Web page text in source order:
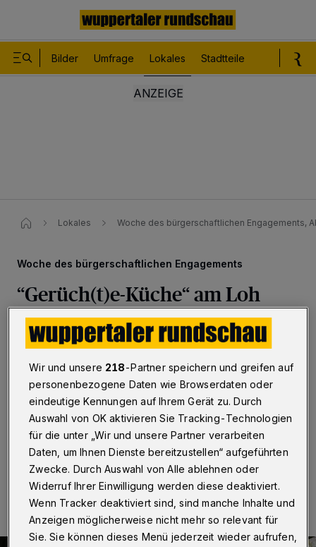
Bilder Umfrage Lokales Stadtteile
Lokales Woche des bürgerschaftlichen Engagements,
Woche des bürgerschaftlichen Engagements
“Gerüch(t)e-Küche“ am Loh
Wuppertal·Eine Woche lang, von Freitag (13.
September 2019) bis Sonntag (22. September 2019)
ihren Vereinen, Verbänden und Aktionen im Rahmen der
„Woche des bürgerschaftlichen Engagements“. Am
Ende der sieben Tage wartet eine besondere
Veranstaltung.
11.09.2019 , 15:06 Uhr Eine Minute Lesezeit
Wir und unsere 218-Partner speichern und greifen auf
personenbezogene Daten wie Browserdaten oder
eindeutige Kennungen auf Ihrem Gerät zu. Durch
Auswahl von OK aktivieren Sie Tracking-Technologien
für die unter „Wir und unsere Partner verarbeiten
Daten, um Ihnen Dienste bereitzustellen“ aufgeführten
Zwecke. Durch Auswahl von Alle ablehnen oder
Widerruf Ihrer Einwilligung werden diese deaktiviert.
Wenn Tracker deaktiviert sind, sind manche Inhalte und
Anzeigen möglicherweise nicht mehr so relevant für
Sie. Sie können dieses Menü jederzeit wieder aufrufen,